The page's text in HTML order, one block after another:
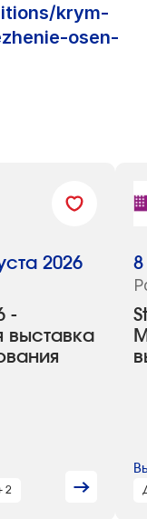
krym-
osen-
-
выставка
2026
2